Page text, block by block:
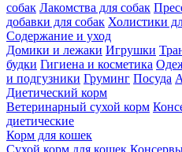
собак Лакомства для собак
добавки для собак Холистики
Содержание и уход
Домики и лежаки Игрушки
будки Гигиена и косметика
и подгузники Груминг Посуда
Диетический корм
Ветеринарный сухой корм
диетические
Корм для кошек
Сухой корм для кошек